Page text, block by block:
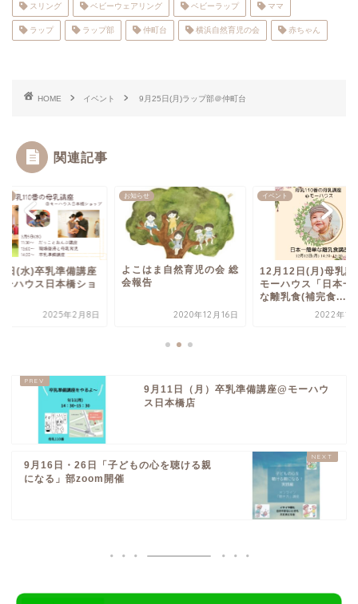
スリング ベビーウェアリング ベビーラップ ママ
ラップ ラップ部 仲町台 横浜自然育児の会 赤ちゃん
HOME イベント 9月25日(月)ラップ部＠仲町台
関連記事
日(水)卒乳準備講座
ーハウス日本橋ショ
2025年2月8日
お知らせ
よこはま自然育児の会 総
会報告
2020年12月16日
イベント
12月12日(月)母乳講
モーハウス「日本一
な離乳食(補完食...
2022年12
9月11日（月）卒乳準備講座@モーハウ
ス日本橋店
9月16日・26日「子どもの心を聴ける親
になる」部zoom開催